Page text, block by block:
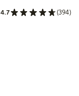
4.7 (394)